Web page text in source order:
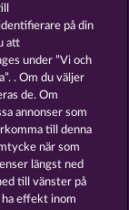
Avtryck
på din
att
under ”Vi och
. Om du väljer
de. Om
annonser som
till denna
när som
längst ned
till vänster på
effekt inom